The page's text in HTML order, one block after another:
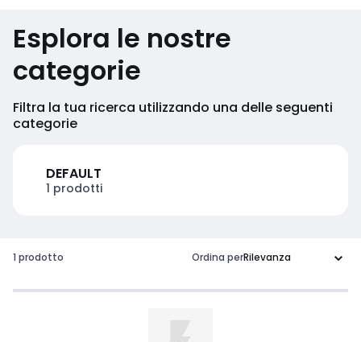
Esplora le nostre
categorie
Filtra la tua ricerca utilizzando una delle seguenti
categorie
DEFAULT
1 prodotti
1 prodotto Ordina per